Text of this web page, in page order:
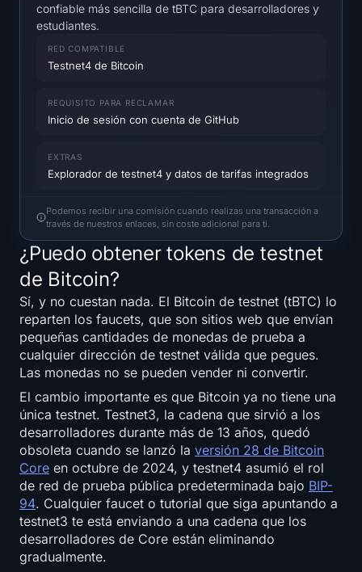
Mapa de calor de SOL
Mapa de calor de HYPE
Mapa de calor de ZEC
Índice de Altcoin Season
Índice de Miedo y Avaricia
Mapa de calor del RSI
Funding Rates
Valor Total Bloqueado
Rainbow Chart
Cuenta regresiva del halving
Rastreador de gas de ETH
confiable más sencilla de tBTC para desarrolladores y
estudiantes.
RED COMPATIBLE
Testnet4 de Bitcoin
REQUISITO PARA RECLAMAR
Inicio de sesión con cuenta de GitHub
EXTRAS
Explorador de testnet4 y datos de tarifas integrados
Podemos recibir una comisión cuando realizas una transacción a
través de nuestros enlaces, sin coste adicional para ti.
¿Puedo obtener tokens de testnet
de Bitcoin?
Sí, y no cuestan nada. El Bitcoin de testnet (tBTC) lo
reparten los faucets, que son sitios web que envían
pequeñas cantidades de monedas de prueba a
cualquier dirección de testnet válida que pegues.
Las monedas no se pueden vender ni convertir.
El cambio importante es que Bitcoin ya no tiene una
única testnet. Testnet3, la cadena que sirvió a los
desarrolladores durante más de 13 años, quedó
obsoleta cuando se lanzó la versión 28 de Bitcoin
Core en octubre de 2024, y testnet4 asumió el rol
de red de prueba pública predeterminada bajo BIP-
94. Cualquier faucet o tutorial que siga apuntando a
testnet3 te está enviando a una cadena que los
desarrolladores de Core están eliminando
gradualmente.